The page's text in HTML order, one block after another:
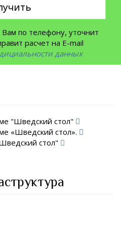
по телефону, уточнит
расчет на E-mail
данных
"Шведский стол"
«Шведский стол».
стол"